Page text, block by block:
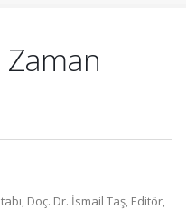
Zaman
Doç. Dr. İsmail Taş, Editör,